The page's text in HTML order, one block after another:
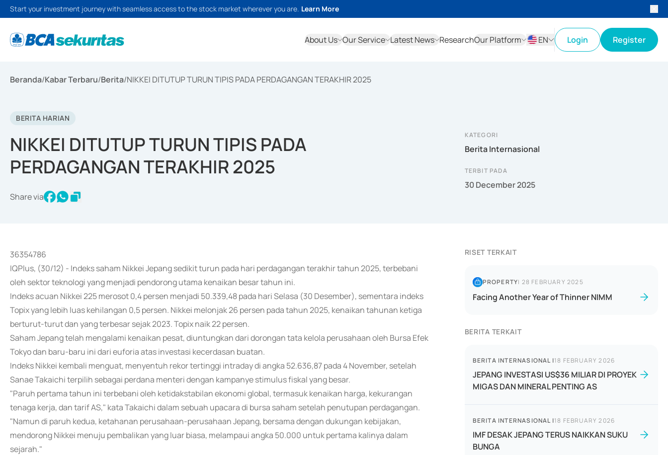
Start your investment journey with seamless access to the stock market wherever you are. Learn More
About Us Our Service Latest News ResearchOur Platform
EN
Login Register
Beranda/Kabar Terbaru/Berita/NIKKEI DITUTUP TURUN TIPIS PADA PERDAGANGAN TERAKHIR 2025
BERITA HARIAN
NIKKEI DITUTUP TURUN TIPIS PADA
PERDAGANGAN TERAKHIR 2025
Share via
KATEGORI
Berita Internasional
TERBIT PADA
30 December 2025
36354786
IQPlus, (30/12) - Indeks saham Nikkei Jepang sedikit turun pada hari perdagangan terakhir tahun 2025, terbebani
oleh sektor teknologi yang menjadi pendorong utama kenaikan besar tahun ini.
Indeks acuan Nikkei 225 merosot 0,4 persen menjadi 50.339,48 pada hari Selasa (30 Desember), sementara indeks
Topix yang lebih luas kehilangan 0,5 persen. Nikkei melonjak 26 persen pada tahun 2025, kenaikan tahunan ketiga
berturut-turut dan yang terbesar sejak 2023. Topix naik 22 persen.
Saham Jepang telah mengalami kenaikan pesat, diuntungkan dari dorongan tata kelola perusahaan oleh Bursa Efek
Tokyo dan baru-baru ini dari euforia atas investasi kecerdasan buatan.
Indeks Nikkei kembali menguat, menyentuh rekor tertinggi intraday di angka 52.636,87 pada 4 November, setelah
Sanae Takaichi terpilih sebagai perdana menteri dengan kampanye stimulus fiskal yang besar.
"Paruh pertama tahun ini terbebani oleh ketidakstabilan ekonomi global, termasuk kenaikan harga, kekurangan
tenaga kerja, dan tarif AS," kata Takaichi dalam sebuah upacara di bursa saham setelah penutupan perdagangan.
"Namun di paruh kedua, ketahanan perusahaan-perusahaan Jepang, bersama dengan dukungan kebijakan,
mendorong Nikkei menuju pembalikan yang luar biasa, melampaui angka 50.000 untuk pertama kalinya dalam
sejarah."
RISET TERKAIT
PROPERTY| 28 FEBRUARY 2025
Facing Another Year of Thinner NIMM
BERITA TERKAIT
BERITA INTERNASIONAL |18 FEBRUARY 2026
JEPANG INVESTASI US$36 MILIAR DI PROYEK
MIGAS DAN MINERAL PENTING AS
BERITA INTERNASIONAL |18 FEBRUARY 2026
IMF DESAK JEPANG TERUS NAIKKAN SUKU
BUNGA